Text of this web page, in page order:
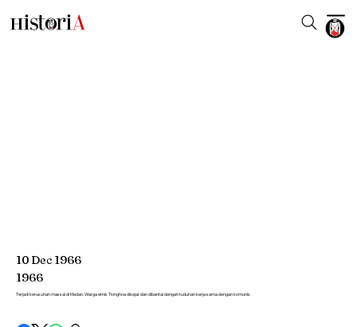
10 Dec 1966
1966
Terjadi kerusuhan massal di Medan. Warga etnis Tionghoa dikejar dan dibantai dengan tuduhan kerja sama dengan komunis.